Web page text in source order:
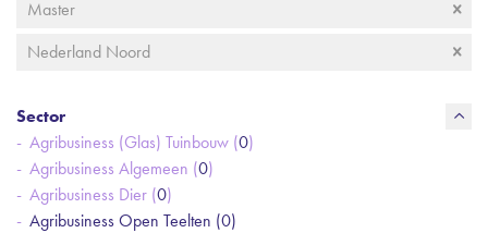
Master
Nederland Noord
Sector
Agribusiness (Glas) Tuinbouw (0)
Agribusiness Algemeen (0)
Agribusiness Dier (0)
Agribusiness Open Teelten (0)